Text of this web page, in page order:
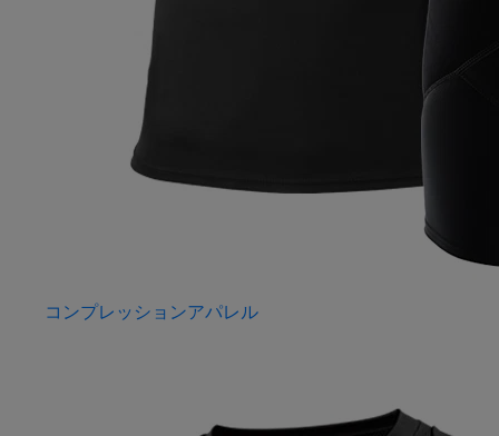
コンプレッションアパレル